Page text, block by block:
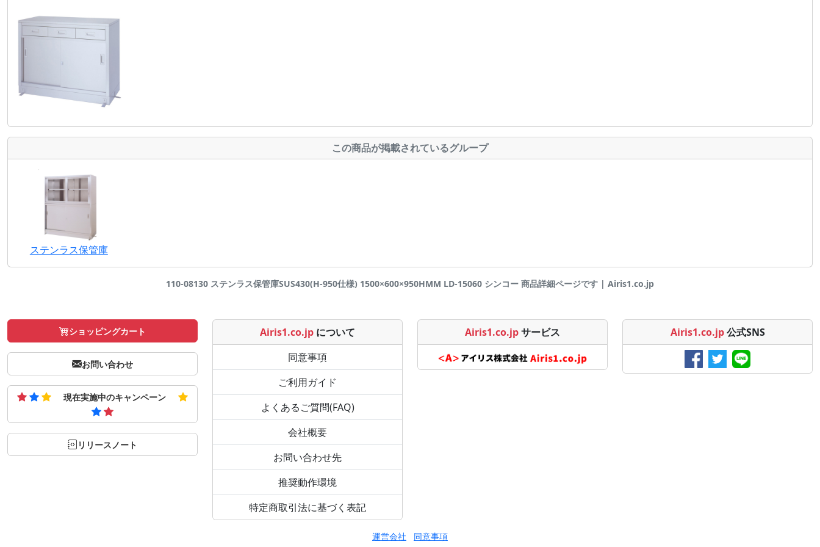
この商品が掲載されているグループ
ステンラス保管庫
110-08130 ステンラス保管庫SUS430(H-950仕様) 1500×600×950HMM LD-15060 シンコー 商品詳細ページです | Airis1.co.jp
ショッピングカート
お問い合わせ
現在実施中のキャンペーン
リリースノート
Airis1.co.jp について
同意事項
ご利用ガイド
よくあるご質問(FAQ)
会社概要
お問い合わせ先
推奨動作環境
特定商取引法に基づく表記
Airis1.co.jpサービス Airis1.co.jp 公式SNS
運営会社 同意事項